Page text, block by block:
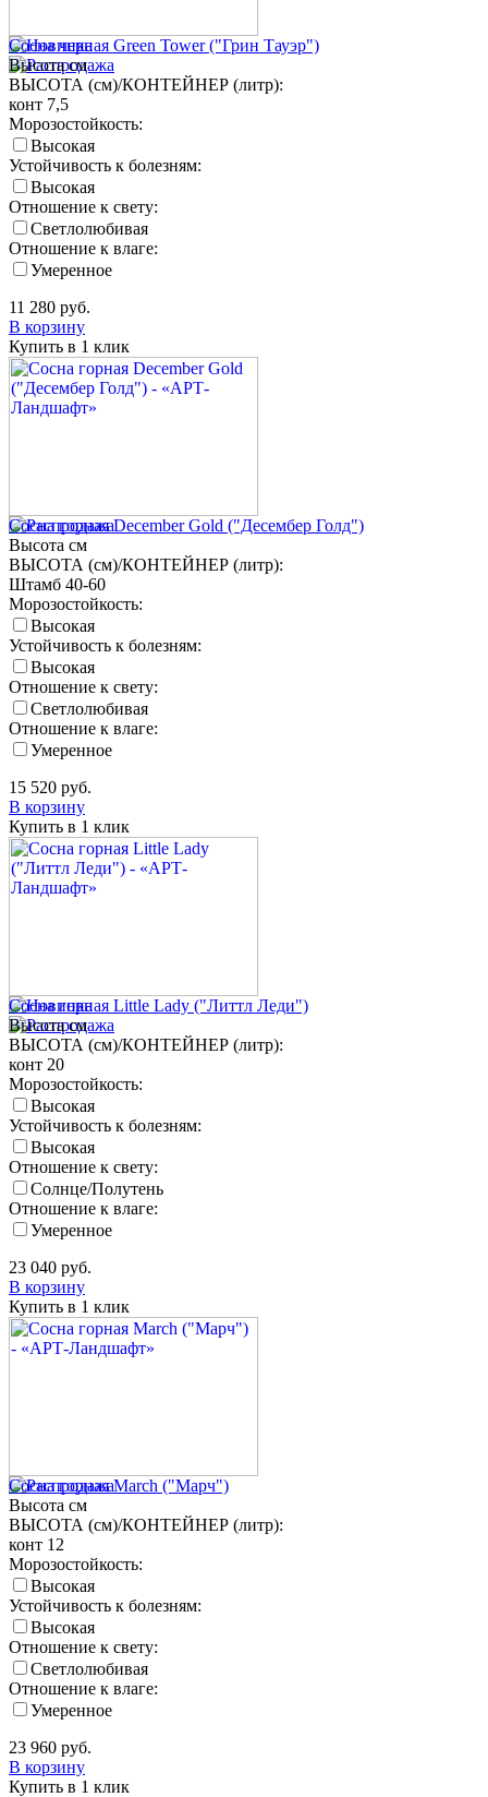
Сосна черная Green Tower ("Грин Тауэр")
Высотасм
ВЫСОТА (см)/КОНТЕЙНЕР (литр):
конт 7,5
Морозостойкость:
Высокая
Устойчивость к болезням:
Высокая
Отношение к свету:
Светлолюбивая
Отношение к влаге:
Умеренное
11 280 руб.
В корзину
Купить в 1 клик
Сосна горная December Gold ("Десембер Голд")
Высота см
ВЫСОТА (см)/КОНТЕЙНЕР (литр):
Штамб 40-60
Морозостойкость:
Высокая
Устойчивость к болезням:
Высокая
Отношение к свету:
Светлолюбивая
Отношение к влаге:
Умеренное
15 520 руб.
В корзину
Купить в 1 клик
Сосна горная Little Lady ("Литтл Леди")
Высотасм
ВЫСОТА (см)/КОНТЕЙНЕР (литр):
конт 20
Морозостойкость:
Высокая
Устойчивость к болезням:
Высокая
Отношение к свету:
Солнце/Полутень
Отношение к влаге:
Умеренное
23 040 руб.
В корзину
Купить в 1 клик
Сосна горная March ("Марч")
Высота см
ВЫСОТА (см)/КОНТЕЙНЕР (литр):
конт 12
Морозостойкость:
Высокая
Устойчивость к болезням:
Высокая
Отношение к свету:
Светлолюбивая
Отношение к влаге:
Умеренное
23 960 руб.
В корзину
Купить в 1 клик